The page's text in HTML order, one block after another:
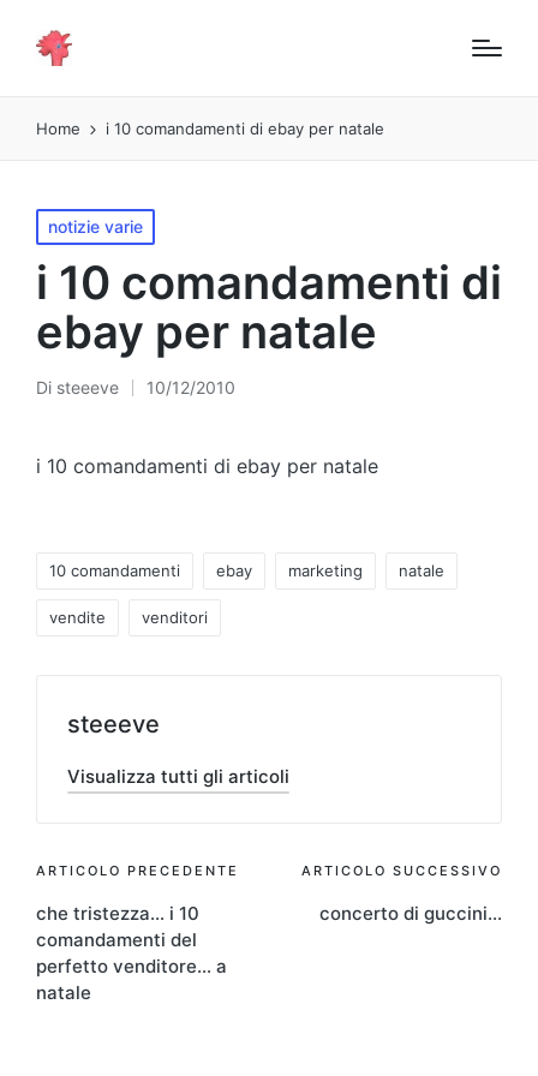
Home i 10 comandamenti di ebay per natale
Pubblicato
in
notizie varie
i 10 comandamenti di
ebay per natale
Pubblicato
Di steeeve 10/12/2010
i 10 comandamenti di ebay per natale
10 comandamenti ebay marketing natale
vendite venditori
steeeve
Visualizza tutti gli articoli
Navigazione
articoli
ARTICOLO PRECEDENTE
che tristezza… i 10
comandamenti del
perfetto venditore… a
natale
ARTICOLO SUCCESSIVO
concerto di guccini…